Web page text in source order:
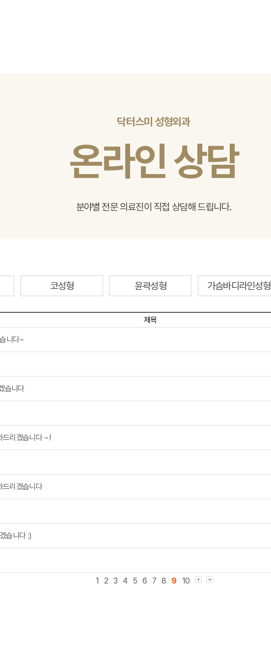
닥터스미 성형외과
온라인 상담
분야별 전문 의료진이 직접 상담해 드립니다.
코성형 윤곽성형 가슴바디라인성형
제목
니다~
습니다
드리겠습니다 ~!
드리겠습니다
습니다 :)
1 2 3 4 5 6 7 8 9 10